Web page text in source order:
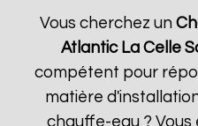
Vous cherchez un
Atlantic La Celle
compétent pour
matière
chauffe-eau ? Vous